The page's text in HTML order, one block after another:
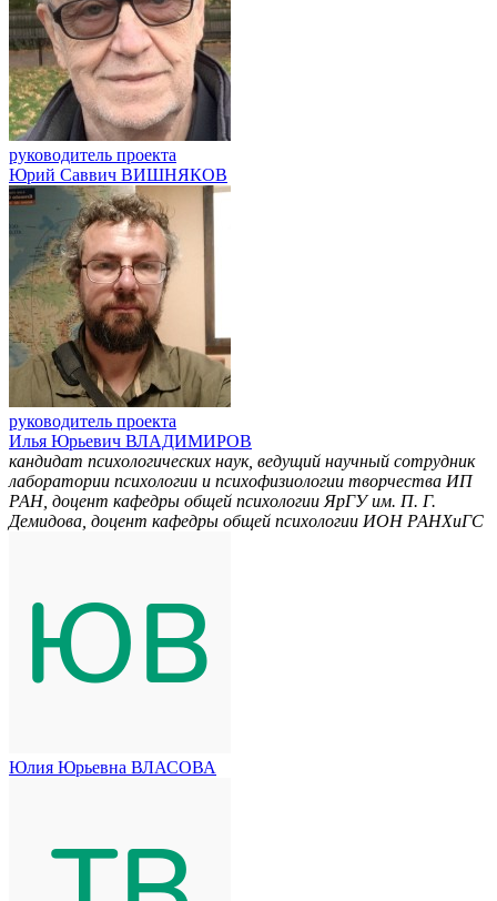
руководитель проекта
Юрий Саввич ВИШНЯКОВ
руководитель проекта
Илья Юрьевич ВЛАДИМИРОВ
кандидат психологических наук, ведущий научный сотрудник
лаборатории психологии и психофизиологии творчества ИП
РАН, доцент кафедры общей психологии ЯрГУ им. П. Г.
Демидова, доцент кафедры общей психологии ИОН РАНХиГС
Юлия Юрьевна ВЛАСОВА